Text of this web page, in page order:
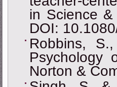
in Science
DOI:
Robbins,
Psychology
Norton &